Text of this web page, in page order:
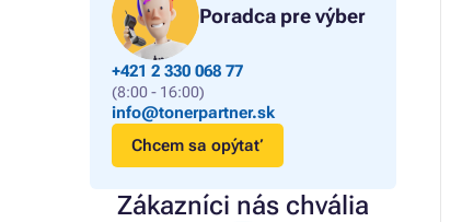
Poradca pre výber
+421 2 330 068 77
(8:00 - 16:00)
info@tonerpartner.sk
Chcem sa opýtať
Zákazníci nás chvália